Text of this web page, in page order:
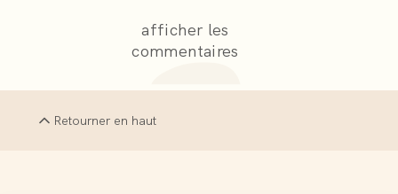
afficher les
commentaires
Retourner en haut